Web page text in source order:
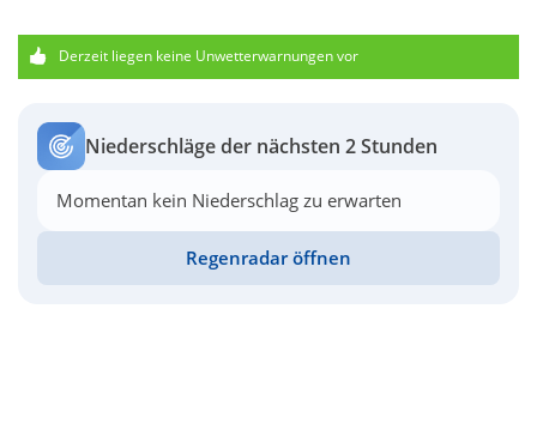
Derzeit liegen keine Unwetterwarnungen vor
Niederschläge der nächsten 2 Stunden
Momentan kein Niederschlag zu erwarten
Regenradar öffnen